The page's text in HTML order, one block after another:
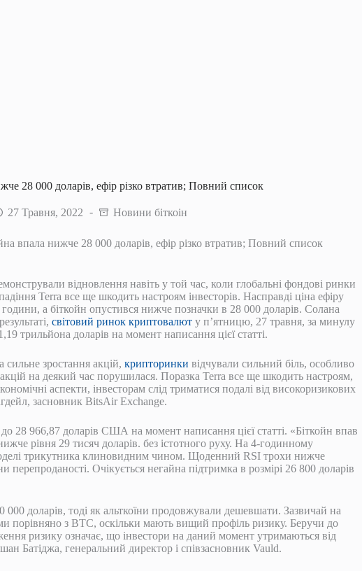
28 000 доларів, ефір різко втратив; Повний список
27 Травня, 2022 Новини біткоін
впала нижче 28 000 доларів, ефір різко втратив; Повний список
відновлення навіть у той час, коли глобальні фондові ринки
Terra все ще шкодить настроям інвесторів. Насправді ціна ефіру
години, а біткойн опустився нижче позначки в 28 000 доларів. Солана
світовий ринок криптовалют у п’ятницю, 27 травня, за минулу
трильйона доларів на момент написання цієї статті.
зростання акцій, крипторинки відчували сильний біль, особливо
на деякий час порушилася. Поразка Terra все ще шкодить настроям,
аспекти, інвесторам слід триматися подалі від високоризикових
засновник BitsAir Exchange.
28 966,87 доларів США на момент написання цієї статті. «Біткойн впав
рівня 29 тисяч доларів. без істотного руху. На 4-годинному
трикутника клиновидним чином. Щоденний RSI трохи нижче
перепроданості. Очікується негайна підтримка в розмірі 26 800 доларів
доларів, тоді як альткоїни продовжували дешевшати. Зазвичай на
порівняно з BTC, оскільки мають вищий профіль ризику. Беручи до
ризику означає, що інвестори на даний момент утримаються від
Батіджа, генеральний директор і співзасновник Vauld.